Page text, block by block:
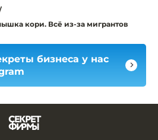
кори. Всё из-за мигрантов
бизнеса у нас